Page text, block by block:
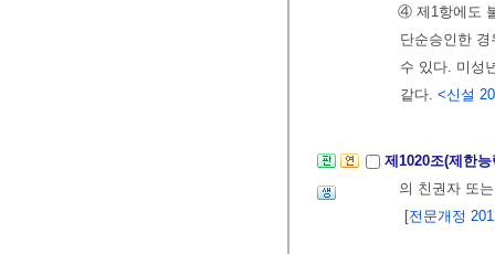
④ 제1항에도
단순승인한
수 있다. 미성
같다. <신설
제1020조(제한
의 친권자 또
[전문개정